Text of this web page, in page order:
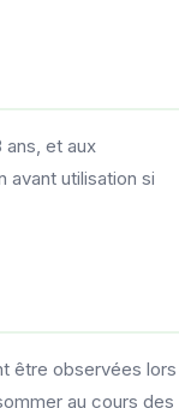
et aux
avant utilisation si
être observées lors
au cours des